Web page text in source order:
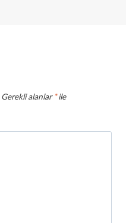
Gerekli alanlar*ile